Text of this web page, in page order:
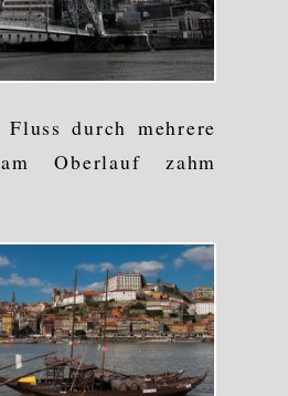
durch mehrere
Oberlauf zahm